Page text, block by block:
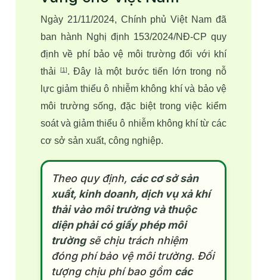
Ngày 21/11/2024, Chính phủ Việt Nam đã
ban hành Nghị định 153/2024/NĐ-CP quy
định về phí bảo vệ môi trường đối với khí
thải
[1]. Đây là một bước tiến lớn trong nỗ
lực giảm thiểu ô nhiễm không khí và bảo vệ
môi trường sống, đặc biệt trong việc kiểm
soát và giảm thiểu ô nhiễm không khí từ các
cơ sở sản xuất, công nghiệp.
Theo quy định, các cơ sở sản
xuất, kinh doanh, dịch vụ xả khí
thải vào môi trường và thuộc
diện phải có giấy phép môi
trườngsẽ chịu trách nhiệm
đóng phí bảo vệ môi trường. Đối
tượng chịu phí bao gồm các